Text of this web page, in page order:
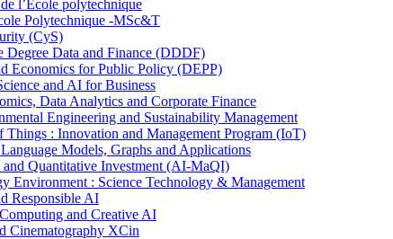
l’École polytechnique
Polytechnique -MSc&T
(CyS)
Data and Finance (DDDF)
Economics for Public Policy (DEPP)
and AI for Business
Data Analytics and Corporate Finance
Engineering and Sustainability Management
: Innovation and Management Program (IoT)
Models, Graphs and Applications
Quantitative Investment (AI-MaQI)
Environment : Science Technology & Management
Responsible AI
and Creative AI
Cinematography XCin